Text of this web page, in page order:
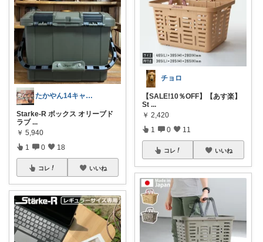
たかやん14キャンプ✕アウトドア強化中
Starke-R ボックス オリーブド
ラブ ...
￥ 5,940
1 0 18
コレ いいね
チョロ
【SALE!10％OFF】【あす楽】
St ...
￥ 2,420
1 0 11
コレ いいね